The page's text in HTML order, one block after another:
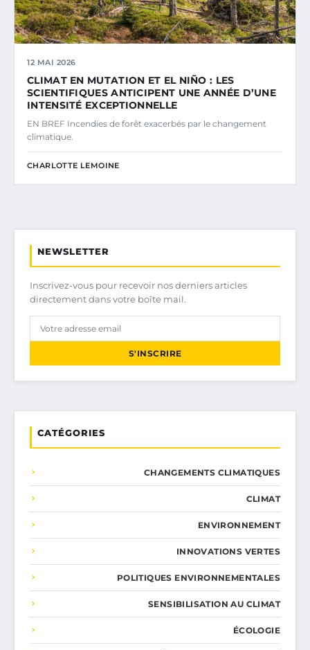
12 MAI 2026
CLIMAT EN MUTATION ET EL NIÑO : LES
SCIENTIFIQUES ANTICIPENT UNE ANNÉE D’UNE
INTENSITÉ EXCEPTIONNELLE
EN BREF Incendies de forêt exacerbés par le changement
climatique.
CHARLOTTE LEMOINE
NEWSLETTER
Inscrivez-vous pour recevoir nos derniers articles
directement dans votre boîte mail.
S'INSCRIRE
CATÉGORIES
CHANGEMENTS CLIMATIQUES
CLIMAT
ENVIRONNEMENT
INNOVATIONS VERTES
POLITIQUES ENVIRONNEMENTALES
SENSIBILISATION AU CLIMAT
ÉCOLOGIE